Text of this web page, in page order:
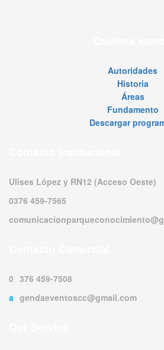
Autoridades
Historia
Áreas
Fundamento
Descargar
Ulises López y RN12 (Acceso Oeste)
0376 459-7565
0376 459-7508
agendaeventoscc@gmail.com